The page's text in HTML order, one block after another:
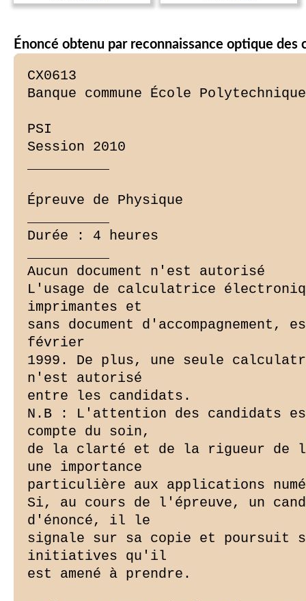
Énoncé obtenu par reconnaissance optique des
CX0613
Banque commune École
PSI
Session 2010
Épreuve de Physique
Durée : 4 heures
Aucun document n'est autorisé
L'usage de calculatrice
imprimantes et
sans document
février
1999. De plus, une seule
n'est autorisé
entre les candidats.
N.B : L'attention des
compte du soin,
de la clarté et de la rigueur de
une importance
particulière aux applications
Si, au cours de l'épreuve, un
d'énoncé, il le
signale sur sa copie et poursuit
initiatives qu'il
est amené à prendre.